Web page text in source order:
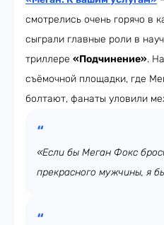
смотрелись очень горячо в
сыграли главные роли в
триллере «Подчинение».
съёмочной площадки, где
болтают, фанаты уловили
«Если бы Меган Фокс
прекрасного мужчины, я